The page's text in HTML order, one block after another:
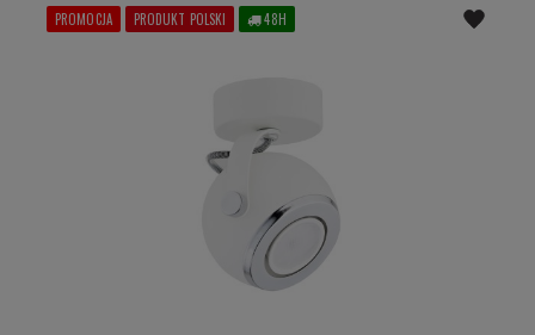
PROMOCJA PRODUKT POLSKI 48H